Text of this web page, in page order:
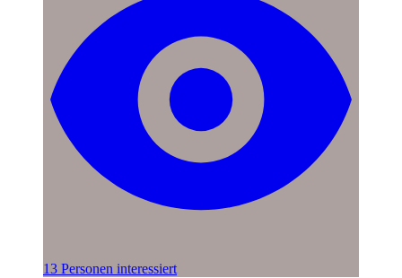
13 Personen interessiert